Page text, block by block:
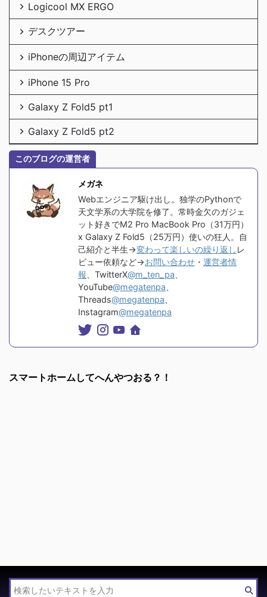
Logicool MX ERGO
デスクツアー
iPhoneの周辺アイテム
iPhone 15 Pro
Galaxy Z Fold5 pt1
Galaxy Z Fold5 pt2
このブログの運営者
メガネ
Webエンジニア駆け出し。独学のPythonで
天文学系の大学院を修了。常時金欠のガジェ
ット好きでM2 Pro MacBook Pro（31万円）
x Galaxy Z Fold5（25万円）使いの狂人。自
己紹介と半生→変わって楽しいの繰り返し レ
ビュー依頼など→お問い合わせ ・ 運営者情
報 、TwitterX@m_ten_pa
YouTube@megatenpa
Threads@megatenpa
Instagram@megatenpa
スマートホームしてへんやつおる？！